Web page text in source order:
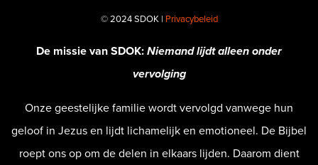
© 2024 SDOK | Privacybeleid
De missie van SDOK: Niemand lijdt alleen onder
vervolging
Onze geestelijke familie wordt vervolgd vanwege hun
geloof in Jezus en lijdt lichamelijk en emotioneel. De Bijbel
roept ons op om de delen in elkaars lijden. Daarom dient